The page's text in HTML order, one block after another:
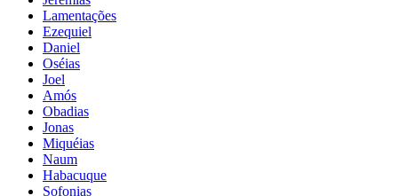
Lamentações
Ezequiel
Daniel
Oséias
Joel
Amós
Obadias
Jonas
Miquéias
Naum
Habacuque
Sofonias